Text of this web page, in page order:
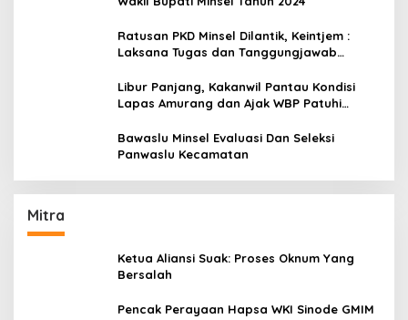
Ratusan PKD Minsel Dilantik, Keintjem :
Laksana Tugas dan Tanggungjawab
Libur Panjang, Kakanwil Pantau Kondisi
Lapas Amurang dan Ajak WBP Patuhi
Bawaslu Minsel Evaluasi Dan Seleksi
Panwaslu Kecamatan
Mitra
Ketua Aliansi Suak: Proses Oknum Yang
Bersalah
Pencak Perayaan Hapsa WKI Sinode GMIM